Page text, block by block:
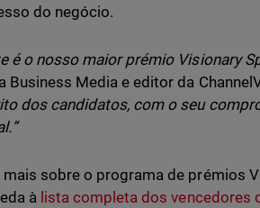
do negócio.
é o nosso maior prémio Visionary
Business Media e editor da
dos candidatos, com o seu
mais sobre o programa de prémios
à lista completa dos vencedores